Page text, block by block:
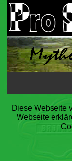
Startseite
Steilstrecke
Diese Webseite
Webseite